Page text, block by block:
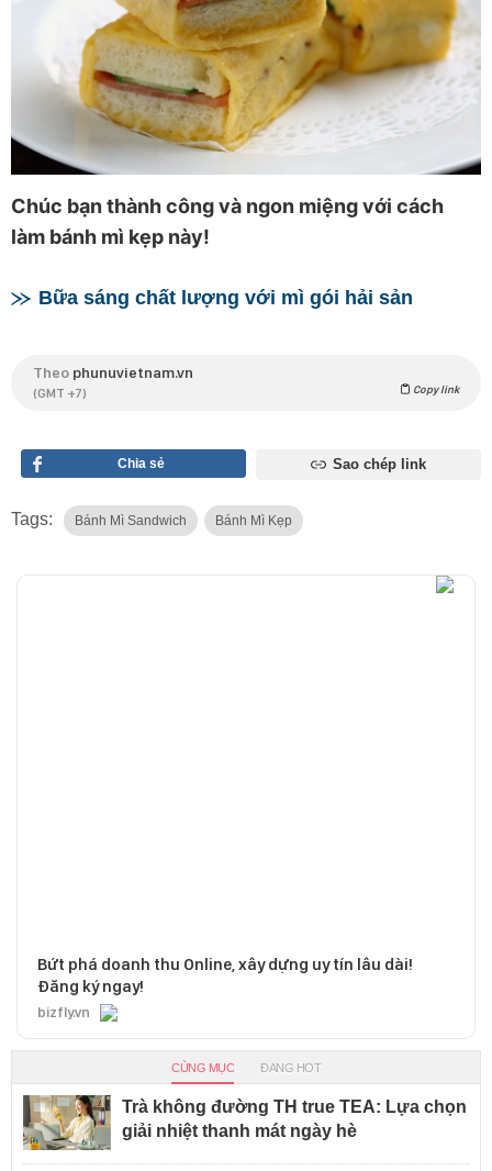
Chúc bạn thành công và ngon miệng với cách
làm bánh mì kẹp này!
Bữa sáng chất lượng với mì gói hải sản
Theo phunuvietnam.vn
(GMT +7) Copy link
Chia sẻ Sao chép link
Tags: Bánh Mì Sandwich Bánh Mì Kẹp
Bứt phá doanh thu Online, xây dựng uy tín lâu dài!
Đăng ký ngay!
bizfly.vn
CÙNG MỤC ĐANG HOT
Trà không đường TH true TEA: Lựa chọn
giải nhiệt thanh mát ngày hè